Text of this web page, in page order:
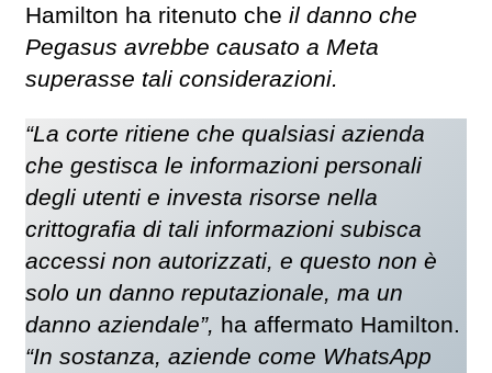
Hamilton ha ritenuto che il danno che
Pegasus avrebbe causato a Meta
superasse tali considerazioni.
“La corte ritiene che qualsiasi azienda
che gestisca le informazioni personali
degli utenti e investa risorse nella
crittografia di tali informazioni subisca
accessi non autorizzati, e questo non è
solo un danno reputazionale, ma un
danno aziendale”, ha affermato Hamilton.
“In sostanza, aziende come WhatsApp